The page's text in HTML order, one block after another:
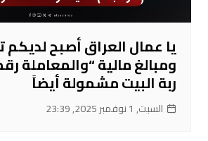
يا عمال العراق أصبح لديكم
ومبالغ مالية “والمعاملة
ربة البيت مشمولة أيضاً
السبت, 1 نوفمبر 2025, 23:39